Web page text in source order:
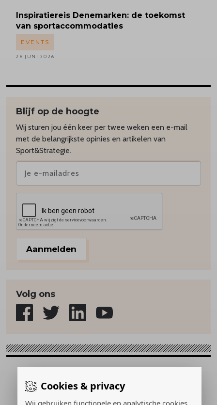
Cookies & privacy
Wij gebruiken functionele en analytische cookies
Inspiratiereis Denemarken: de toekomst
van sportaccommodaties
EVENTS
26 JUNI 2026
Blijf op de hoogte
Wij sturen jou één keer per twee weken een e-mail
met de belangrijkste opinies en artikelen van
Sport&Strategie.
Aanmelden
Volg ons
Gerealiseerd door: